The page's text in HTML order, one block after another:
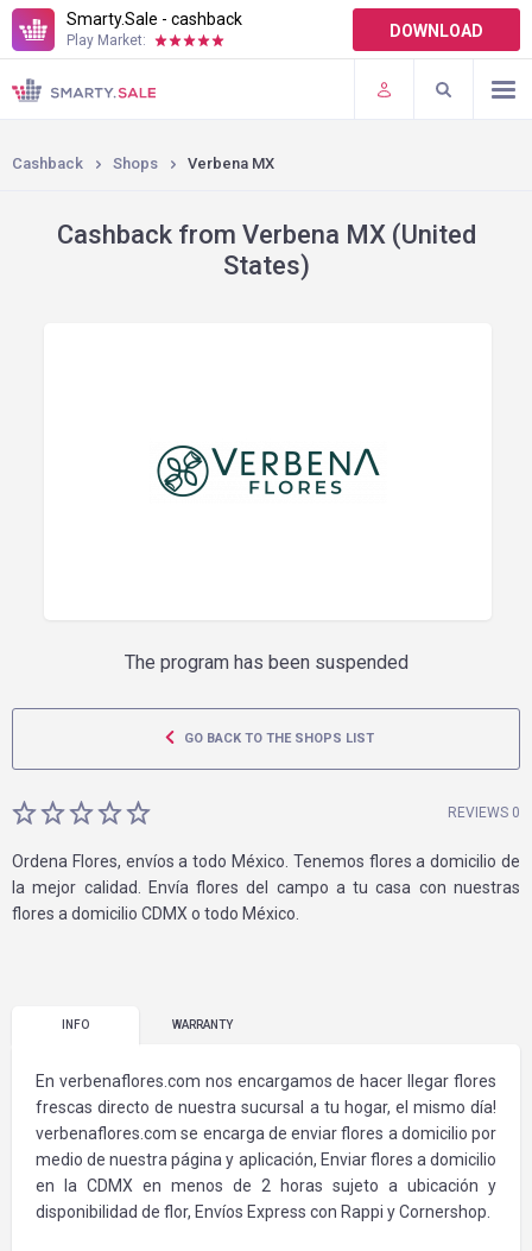
Smarty.Sale - cashback
Play Market: DOWNLOAD
TERMS OF USE
PLUGINS
Cashback Shops Verbena MX
Cashback from Verbena MX (United
States)
The program has been suspended
GO BACK TO THE SHOPS LIST
REVIEWS 0
Ordena Flores, envíos a todo México. Tenemos flores a domicilio de
la mejor calidad. Envía flores del campo a tu casa con nuestras
flores a domicilio CDMX o todo México.
INFO WARRANTY
En verbenaflores.com nos encargamos de hacer llegar flores
frescas directo de nuestra sucursal a tu hogar, el mismo día!
verbenaflores.com se encarga de enviar flores a domicilio por
medio de nuestra página y aplicación, Enviar flores a domicilio
en la CDMX en menos de 2 horas sujeto a ubicación y
disponibilidad de flor, Envíos Express con Rappi y Cornershop.